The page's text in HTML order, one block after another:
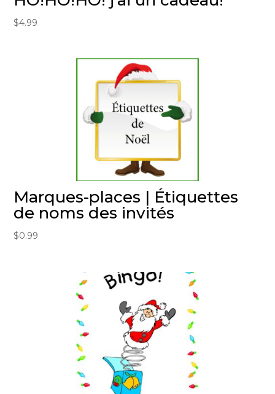
$4.99
Marques-places | Étiquettes
de noms des invités
$0.99